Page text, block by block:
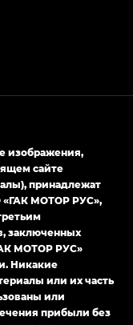
Джи Би
привод —
экстерьера
изображения,
сайте
принадлежат
МОТОР РУС»,
заключенных
МОТОР РУС»
Никакие
или их часть
или
прибыли без